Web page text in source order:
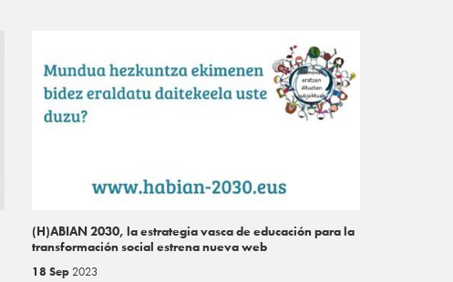
(H)ABIAN 2030, la estrategia vasca de educación para la
transformación social estrena nueva web
18 Sep 2023